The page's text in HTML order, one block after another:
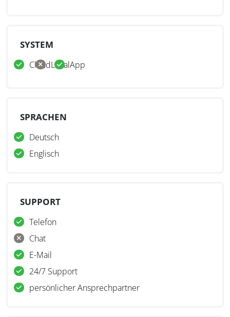
Sie steuerliche Sachverhalte mithilfe eines flexiblen
steuerlichen Regelwerks. Einblicke in den
Entscheidungsprozess sind hierbei klar entlang der
SYSTEM
CloudLokalApp
SPRACHEN
Deutsch
Englisch
SUPPORT
Telefon
Chat
E-Mail
24/7 Support
persönlicher Ansprechpartner